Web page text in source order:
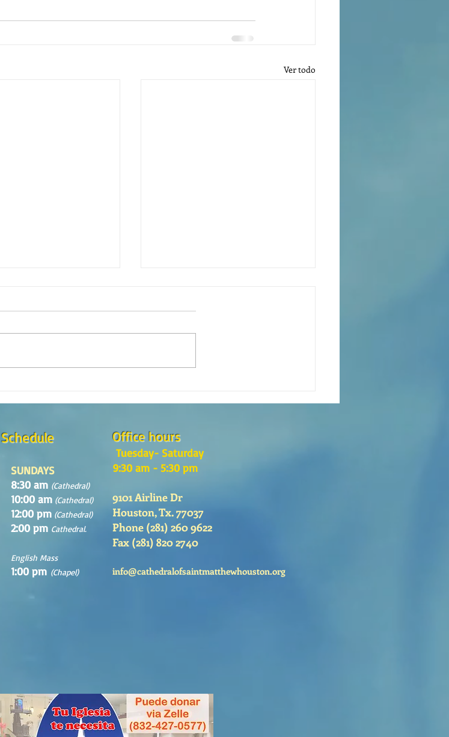
Ver todo
9th, 2026
SUNDAYS
8:30 am (Cathedral)
10:00 am (Cathedral)
12:00 pm (Cathedral)
2:00 pm Cathedral.
English Mass
1:00 pm (Chapel)
Office hours
Tuesday- Saturday
9:30 am - 5:30 pm
9101 Airline Dr
Houston, Tx. 77037
Phone (281) 260 9622
Fax (281) 820 2740
info@cathedralofsaintmatthewhouston.org